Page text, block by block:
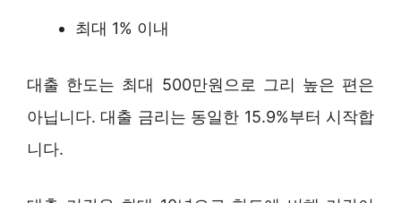
최대 1% 이내
대출 한도는 최대 500만원으로 그리 높은 편은
아닙니다. 대출 금리는 동일한 15.9%부터 시작합
니다.